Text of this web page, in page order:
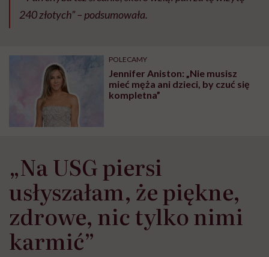
240 złotych” – podsumowała.
POLECAMY
Jennifer Aniston: „Nie musisz
mieć męża ani dzieci, by czuć się
kompletna”
„Na USG piersi
usłyszałam, że piękne,
zdrowe, nic tylko nimi
karmić”